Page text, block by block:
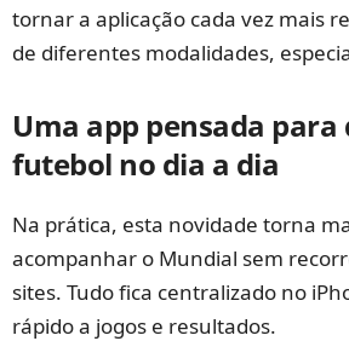
tornar a aplicação cada vez mais
de diferentes modalidades,
Uma app pensada para
futebol no dia a dia
Na prática, esta novidade torna
acompanhar o Mundial sem
sites. Tudo fica centralizado no
rápido a jogos e resultados.